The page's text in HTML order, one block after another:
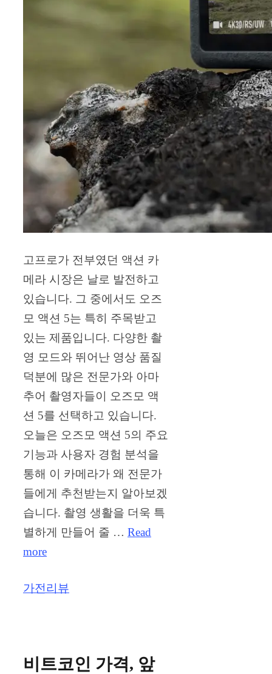
고프로가 전부였던 액션 카
메라 시장은 날로 발전하고
있습니다. 그 중에서도 오즈
모 액션 5는 특히 주목받고
있는 제품입니다. 다양한 촬
영 모드와 뛰어난 영상 품질
덕분에 많은 전문가와 아마
추어 촬영자들이 오즈모 액
션 5를 선택하고 있습니다.
오늘은 오즈모 액션 5의 주요
기능과 사용자 경험 분석을
통해 이 카메라가 왜 전문가
들에게 추천받는지 알아보겠
습니다. 촬영 생활을 더욱 특
별하게 만들어 줄 … Read
more
Categories
가전리뷰
비트코인 가격, 앞